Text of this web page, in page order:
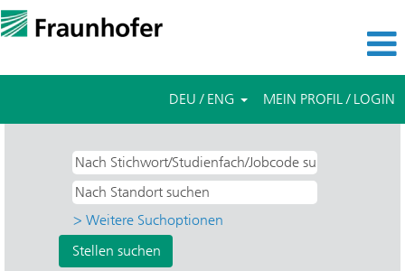
DEU / ENG MEIN PROFIL / LOGIN
> Weitere Suchoptionen